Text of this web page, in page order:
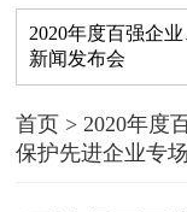
2020年度百强企
新闻发布会
首页 > 2020年度
保护先进企业专